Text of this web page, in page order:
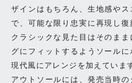
ザインはもちろん、生地感やス
で、可能な限り忠実に再現し
クラシックな見た目はそのま
グにフィットするようソールに
現代風にアレンジを加えていま
アウトソールには、発売当時の